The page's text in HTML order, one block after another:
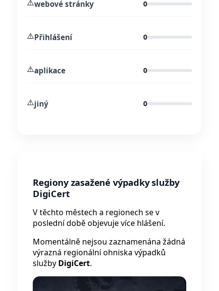
⚠️webové stránky 0
⚠️Přihlášení 0
⚠️aplikace 0
⚠️jiný 0
Regiony zasažené výpadky služby
DigiCert
V těchto městech a regionech se v
poslední době objevuje více hlášení.
Momentálně nejsou zaznamenána žádná
výrazná regionální ohniska výpadků
služby DigiCert.